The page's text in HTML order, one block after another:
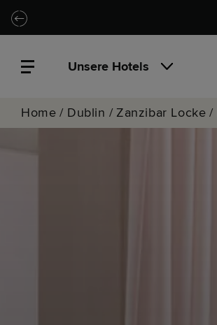
Zu Hauptinhalt springen
Locke.Header.SkipToNav
Unsere Hotels
Home / Dublin / Zanzibar Locke /